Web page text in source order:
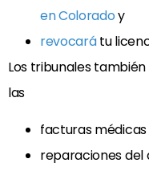
en Coloradoy
revocarátu
Los tribunales
las
facturas
reparaciones del